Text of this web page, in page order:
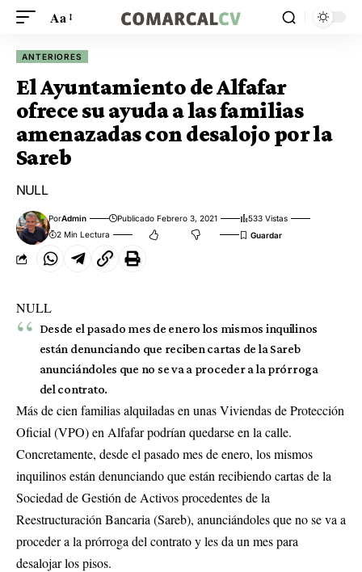
Aa
ANTERIORES
El Ayuntamiento de Alfafar
ofrece su ayuda a las familias
amenazadas con desalojo por la
Sareb
NULL
PorAdmin Publicado Febrero 3, 2021
533 Vistas
2 Min Lectura
NULL
Desde el pasado mes de enero los mismos inquilinos
están denunciando que reciben cartas de la Sareb
anunciándoles que no se va a proceder a la prórroga
del contrato.
Más de cien familias alquiladas en unas Viviendas de Protección
Oficial (VPO) en Alfafar podrían quedarse en la calle.
Concretamente, desde el pasado mes de enero, los mismos
inquilinos están denunciando que están recibiendo cartas de la
Sociedad de Gestión de Activos procedentes de la
Reestructuración Bancaria (Sareb), anunciándoles que no se va a
proceder a la prórroga del contrato y les da un mes para
desalojar los pisos.